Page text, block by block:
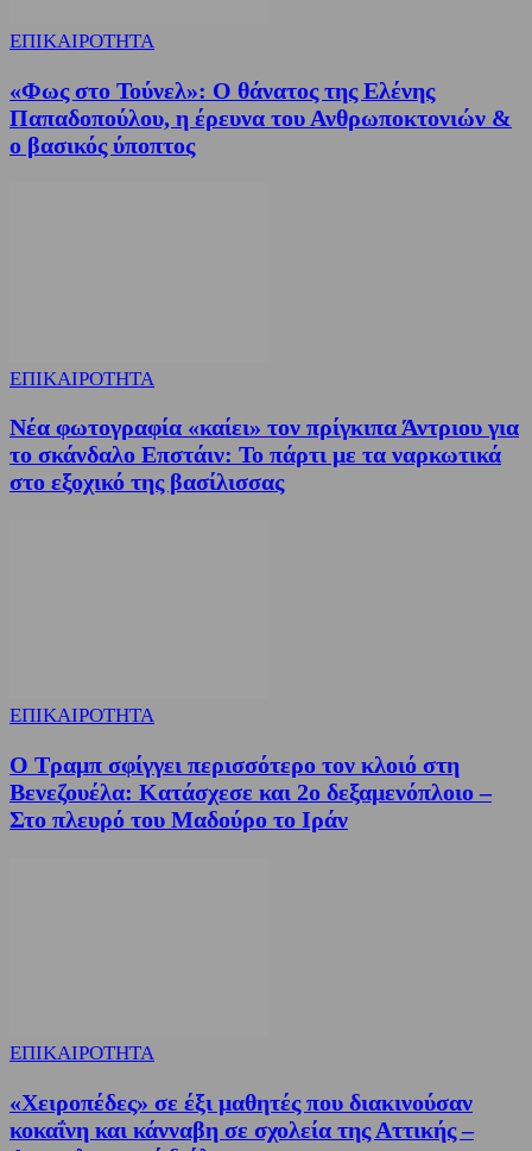
ΕΠΙΚΑΙΡΟΤΗΤΑ
«Φως στο Τούνελ»: Ο θάνατος της Ελένης
Παπαδοπούλου, η έρευνα του Ανθρωποκτονιών &
ο βασικός ύποπτος
ΕΠΙΚΑΙΡΟΤΗΤΑ
Νέα φωτογραφία «καίει» τον πρίγκιπα Άντριου για
το σκάνδαλο Επστάιν: Το πάρτι με τα ναρκωτικά
στο εξοχικό της βασίλισσας
ΕΠΙΚΑΙΡΟΤΗΤΑ
Ο Τραμπ σφίγγει περισσότερο τον κλοιό στη
Βενεζουέλα: Κατάσχεσε και 2ο δεξαμενόπλοιο –
Στο πλευρό του Μαδούρο το Ιράν
ΕΠΙΚΑΙΡΟΤΗΤΑ
«Χειροπέδες» σε έξι μαθητές που διακινούσαν
κοκαΐνη και κάνναβη σε σχολεία της Αττικής –